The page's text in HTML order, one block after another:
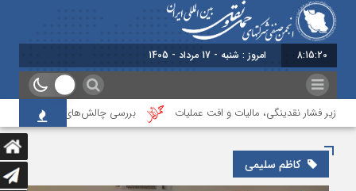
8:15:21 امروز : شنبه - 17 مرداد - 1405
فشار نقدینگی، مالیات و افت عملیات بررسی چالش‌های حمل ونقل کالا
کاظم سلیمی